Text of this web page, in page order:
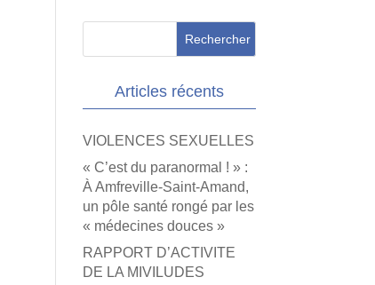
Articles récents
VIOLENCES SEXUELLES
« C’est du paranormal ! » :
À Amfreville-Saint-Amand,
un pôle santé rongé par les
« médecines douces »
RAPPORT D’ACTIVITE
DE LA MIVILUDES